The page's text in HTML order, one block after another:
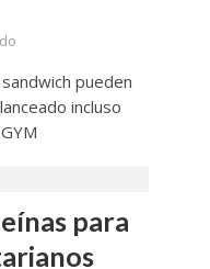
pueden
incluso
para